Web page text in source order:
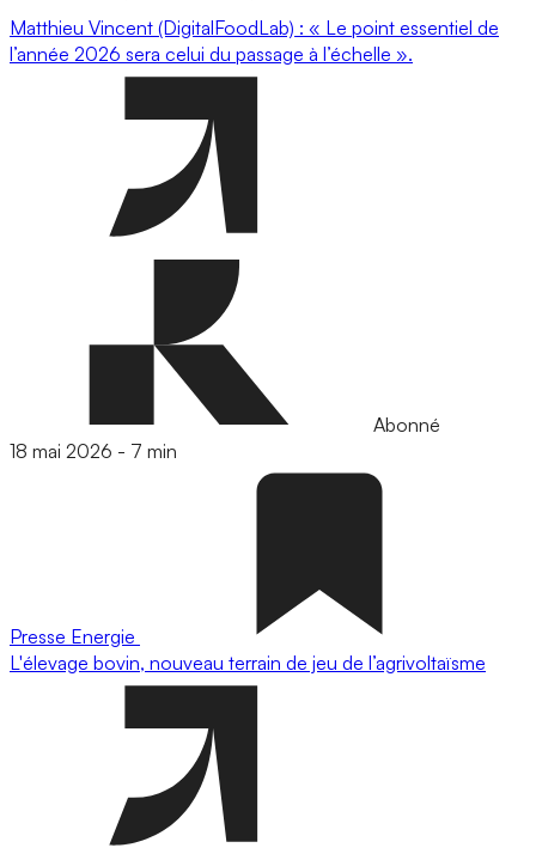
Matthieu Vincent (DigitalFoodLab) : « Le point essentiel de
l’année 2026 sera celui du passage à l’échelle ».
Abonné
18 mai 2026 - 7 min
Presse Energie
L'élevage bovin, nouveau terrain de jeu de l’agrivoltaïsme